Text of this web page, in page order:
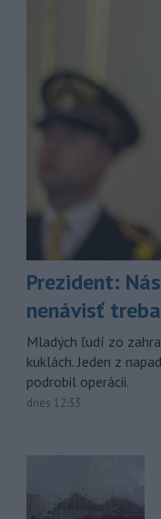
Prezident:
nenávisť
Mladých ľudí zo
kuklách. Jeden z
podrobil operácii.
dnes 12:33